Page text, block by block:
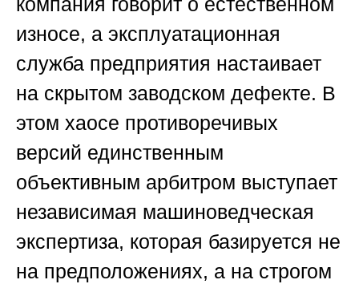
износе, а эксплуатационная
служба предприятия настаивает
на скрытом заводском дефекте. В
этом хаосе противоречивых
версий единственным
объективным арбитром выступает
независимая машиноведческая
экспертиза, которая базируется не
на предположениях, а на строгом